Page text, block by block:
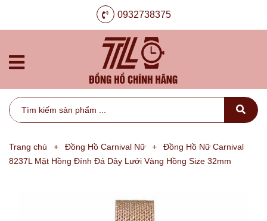
0932738375
Trang chủ + Đồng Hồ Carnival Nữ +
Đồng Hồ Nữ Carnival
8237L Mặt Hồng Đính Đá Dây Lưới Vàng Hồng Size 32mm